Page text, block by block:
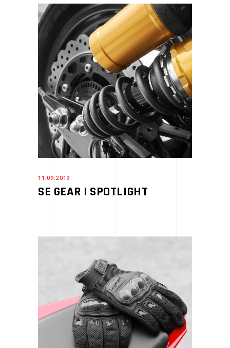
11.09.2019
SE GEAR | SPOTLIGHT